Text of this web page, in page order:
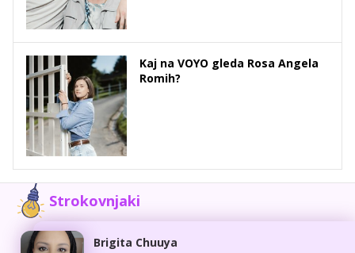
Kaj na VOYO gleda Rosa Angela
Romih?
Strokovnjaki
Brigita Chuuya